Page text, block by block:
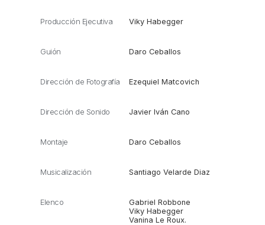
Producción Ejecutiva Viky Habegger
Guión Daro Ceballos
Dirección de Fotografía Ezequiel Matcovich
Dirección de Sonido Javier Iván Cano
Montaje Daro Ceballos
Musicalización Santiago Velarde Diaz
Elenco
Gabriel Robbone
Viky Habegger
Vanina Le Roux.